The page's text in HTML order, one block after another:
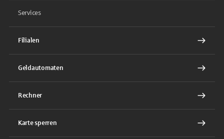
Services
Filialen
Geldautomaten
Rechner
Karte sperren